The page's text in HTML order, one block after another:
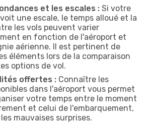
et les escales : Si votre
une escale, le temps alloué et la
les vols peuvent varier
en fonction de l'aéroport et
aérienne. Il est pertinent de
éléments lors de la comparaison
options de vol.
offertes : Connaître les
dans l'aéroport vous permet
votre temps entre le moment
et celui de l'embarquement,
mauvaises surprises.